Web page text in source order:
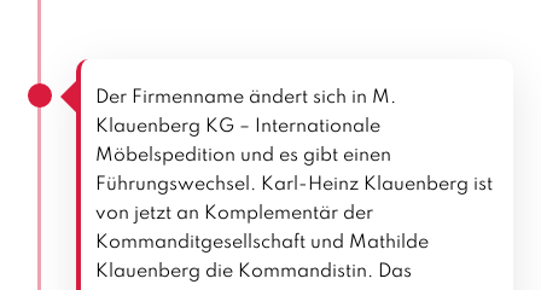
Der Firmenname ändert sich in M.
Klauenberg KG – Internationale
Möbelspedition und es gibt einen
Führungswechsel. Karl-Heinz Klauenberg ist
von jetzt an Komplementär der
Kommanditgesellschaft und Mathilde
Klauenberg die Kommandistin. Das